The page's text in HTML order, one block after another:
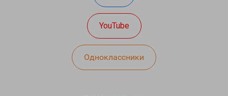
YouTube
Одноклассники